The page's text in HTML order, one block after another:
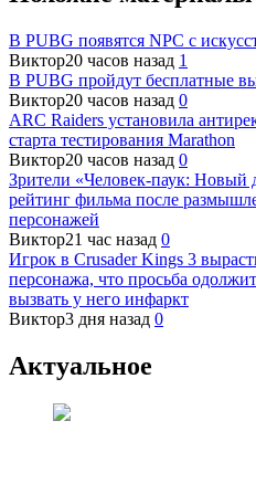
В PUBG появятся NPC с
Виктор20 часов назад 1
В PUBG пройдут бесплатные
Виктор20 часов назад 0
ARC Raiders установила
старта тестирования Marathon
Виктор20 часов назад 0
Зрители «Человек-паук:
рейтинг фильма после
персонажей
Виктор21 час назад 0
Игрок в Crusader Kings 3
персонажа, что просьба
вызвать у него инфаркт
Виктор3 дня назад 0
Актуальное